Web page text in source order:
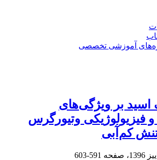
آموزشی تخصصی
‌اسید بر ویژگی‌های
فیزیولوژیکی وتیورگرس
کم‌آبی
591-603